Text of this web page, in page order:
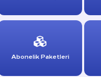
Abonelik Paketleri